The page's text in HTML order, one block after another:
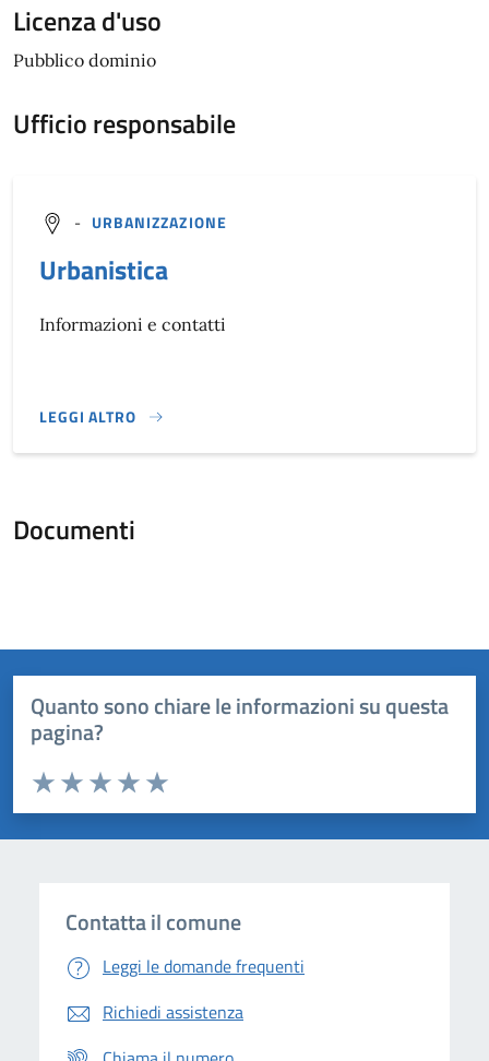
Licenza d'uso
Pubblico dominio
Ufficio responsabile
- URBANIZZAZIONE
Urbanistica
Informazioni e contatti
LEGGI ALTRO
}
Documenti
Quanto sono chiare le informazioni su questa
pagina?
Domanda
Valuta da 1 a 5 stelle la pagina
Valuta 5 stelle su 5
Valuta 4 stelle su 5
Valuta 3 stelle su 5
Valuta 2 stelle su 5
Valuta 1 stelle su 5
Contatta il comune
Leggi le domande frequenti
Richiedi assistenza